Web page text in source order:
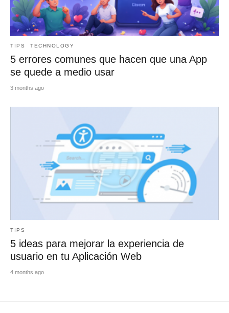
TIPS TECHNOLOGY
5 errores comunes que hacen que una App
se quede a medio usar
3 months ago
TIPS
5 ideas para mejorar la experiencia de
usuario en tu Aplicación Web
4 months ago